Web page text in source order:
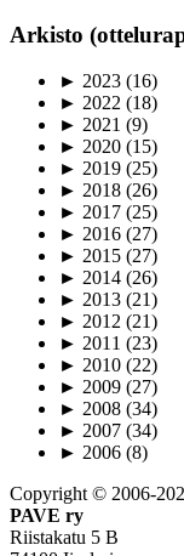
Arkisto
► 2023 (16)
► 2022 (18)
► 2021 (9)
► 2020 (15)
► 2019 (25)
► 2018 (26)
► 2017 (25)
► 2016 (27)
► 2015 (27)
► 2014 (26)
► 2013 (21)
► 2012 (21)
► 2011 (23)
► 2010 (22)
► 2009 (27)
► 2008 (34)
► 2007 (34)
► 2006 (8)
Copyright © 2006-
PAVE ry
Riistakatu 5 B